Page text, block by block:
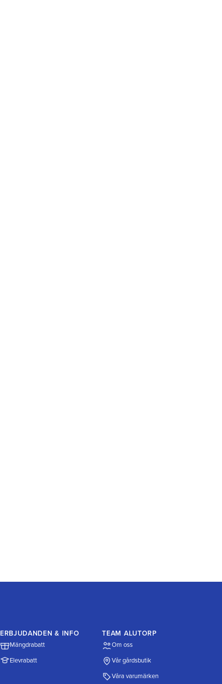
ERBJUDANDEN & INFO
Mängdrabatt
Elevrabatt
TEAM ALUTORP
Om oss
Vår gårdsbutik
Våra varumärken